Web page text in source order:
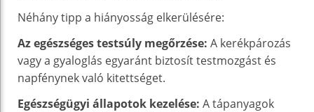
Néhány tipp a hiányosság elkerülésére:
Az egészséges testsúly megőrzése: A kerékpározás
vagy a gyaloglás egyaránt biztosít testmozgást és
napfénynek való kitettséget.
Egészségügyi állapotok kezelése: A tápanyagok